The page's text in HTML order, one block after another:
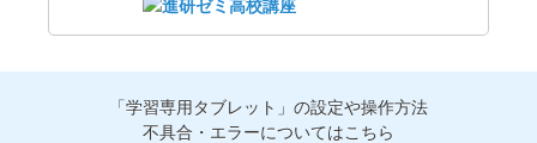
「学習専用タブレット」の設定や操作方法
不具合・エラーについてはこちら